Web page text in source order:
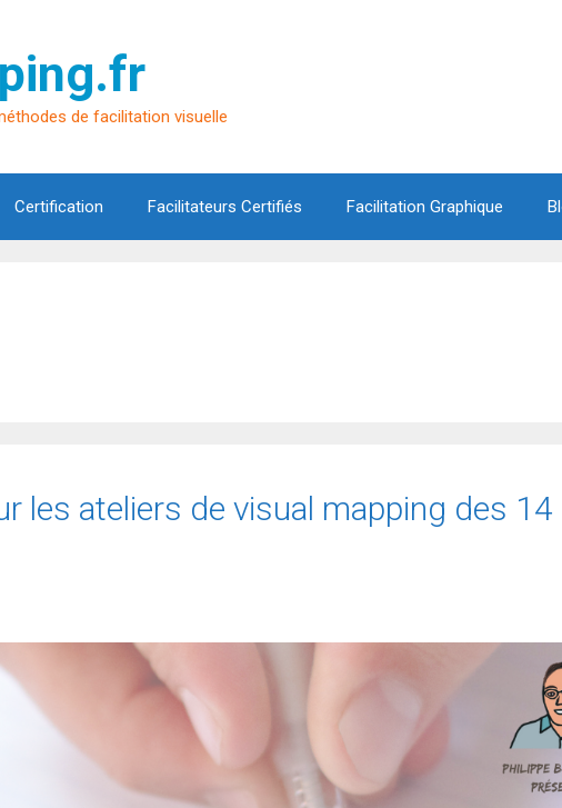
de facilitation visuelle
Certification Facilitateurs Certifiés Facilitation Graphique
les ateliers de visual mapping des 14